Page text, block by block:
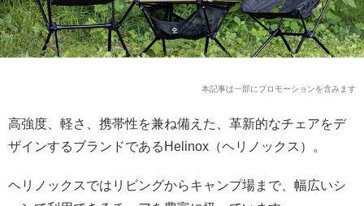
本記事は一部にプロモーションを含みます
高強度、軽さ、携帯性を兼ね備えた、革新的なチェアをデ
ザインするブランドであるHelinox（ヘリノックス）。
ヘリノックスではリビングからキャンプ場まで、幅広いシ